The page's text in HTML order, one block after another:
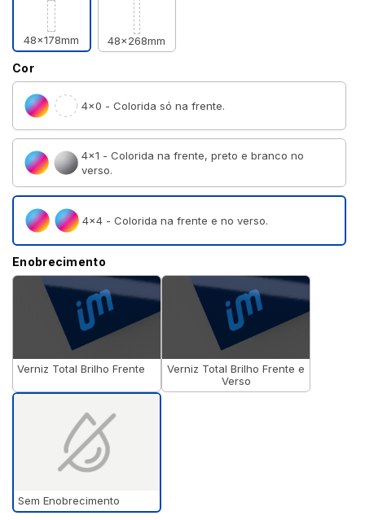
48x178mm 48x268mm
Cor
4×0 - Colorida só na frente.
4×1 - Colorida na frente, preto e branco no
verso.
4×4 - Colorida na frente e no verso.
Enobrecimento
Verniz Total Brilho Frente
Verniz Total Brilho Frente e
Verso
Sem Enobrecimento